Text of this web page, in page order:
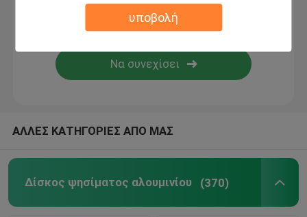
υποβολή
Εμπορική μηχανή τροφίμων
Εμπορικός Εξοπλισμός Αρτοποιίας
Στέγες Γεωδαιτικής Θόλος Αλουμινίου
Σφραγίδα δεξαμενής πλωτής οροφής
ΑΛΛΕΣ ΚΑΤΗΓΟΡΙΕΣ ΑΠΟ ΜΑΣ
Δίσκος ψησίματος αλουμινίου (370)